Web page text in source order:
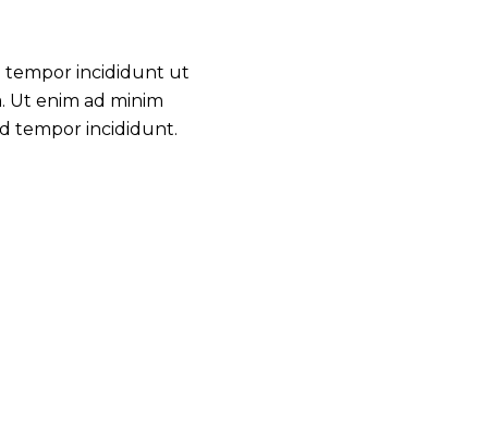
tempor incididunt ut
Ut enim ad minim
tempor incididunt.